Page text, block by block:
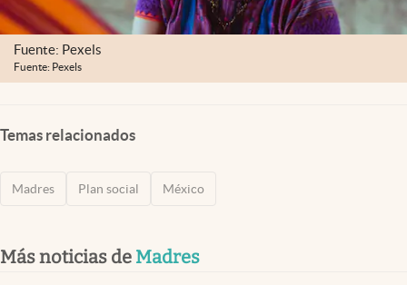
Fuente: Pexels
Fuente: Pexels
Temas relacionados
Madres Plan social México
Más noticias de Madres